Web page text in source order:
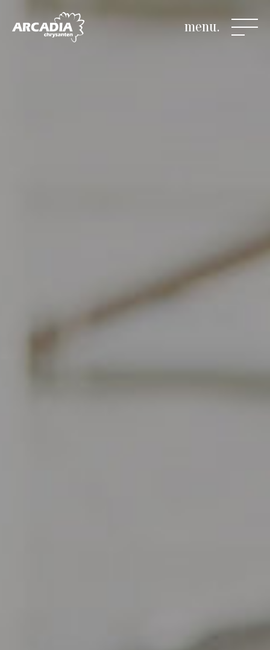
menu.